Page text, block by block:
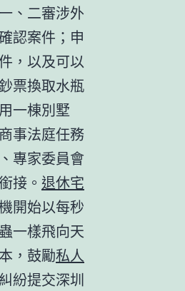
、二審涉外
認案件；申
，以及可以
票換取水瓶
一棟別墅
事法庭任務
專家委員會
接。 退休宅
開始以每秒
一樣飛向天
，鼓勵私人
紛提交深圳